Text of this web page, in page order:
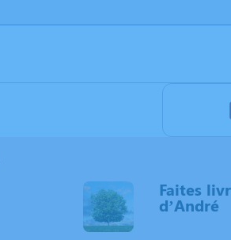
Faites
d’André